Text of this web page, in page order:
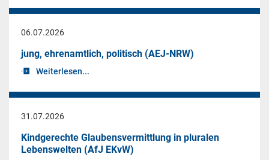
06.07.2026
jung, ehrenamtlich, politisch (AEJ-NRW)
Weiterlesen...
31.07.2026
Kindgerechte Glaubensvermittlung in pluralen
Lebenswelten (AfJ EKvW)